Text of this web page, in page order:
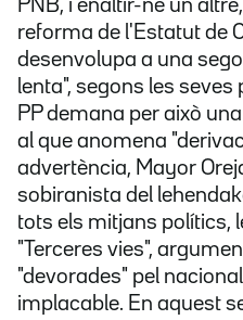
PNB, i enaltir-ne un
reforma de l'Estatut de
desenvolupa a una
lenta", segons les
PP demana per això
al que anomena
advertència, Mayor
sobiranista del
tots els mitjans polítics,
"Terceres vies",
"devorades" pel
implacable. En aquest